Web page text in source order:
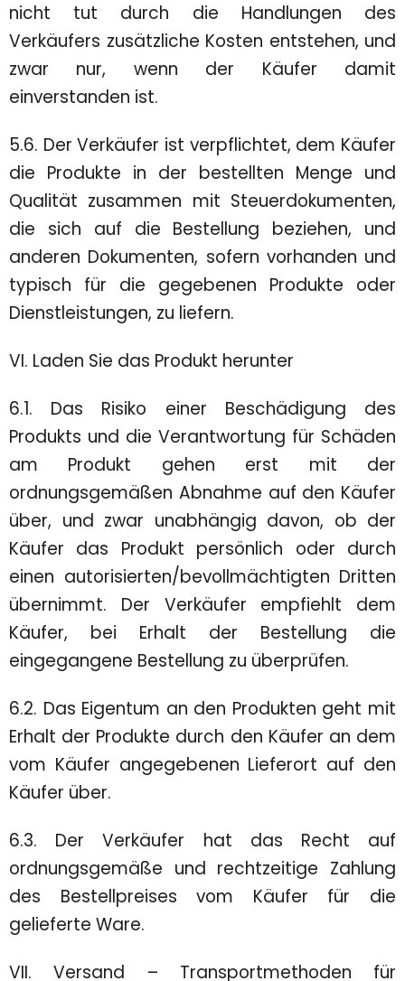
nicht tut durch die Handlungen des
Verkäufers zusätzliche Kosten entstehen, und
zwar nur, wenn der Käufer damit
einverstanden ist.
5.6. Der Verkäufer ist verpflichtet, dem Käufer
die Produkte in der bestellten Menge und
Qualität zusammen mit Steuerdokumenten,
die sich auf die Bestellung beziehen, und
anderen Dokumenten, sofern vorhanden und
typisch für die gegebenen Produkte oder
Dienstleistungen, zu liefern.
VI. Laden Sie das Produkt herunter
6.1. Das Risiko einer Beschädigung des
Produkts und die Verantwortung für Schäden
am Produkt gehen erst mit der
ordnungsgemäßen Abnahme auf den Käufer
über, und zwar unabhängig davon, ob der
Käufer das Produkt persönlich oder durch
einen autorisierten/bevollmächtigten Dritten
übernimmt. Der Verkäufer empfiehlt dem
Käufer, bei Erhalt der Bestellung die
eingegangene Bestellung zu überprüfen.
6.2. Das Eigentum an den Produkten geht mit
Erhalt der Produkte durch den Käufer an dem
vom Käufer angegebenen Lieferort auf den
Käufer über.
6.3. Der Verkäufer hat das Recht auf
ordnungsgemäße und rechtzeitige Zahlung
des Bestellpreises vom Käufer für die
gelieferte Ware.
VII. Versand – Transportmethoden für